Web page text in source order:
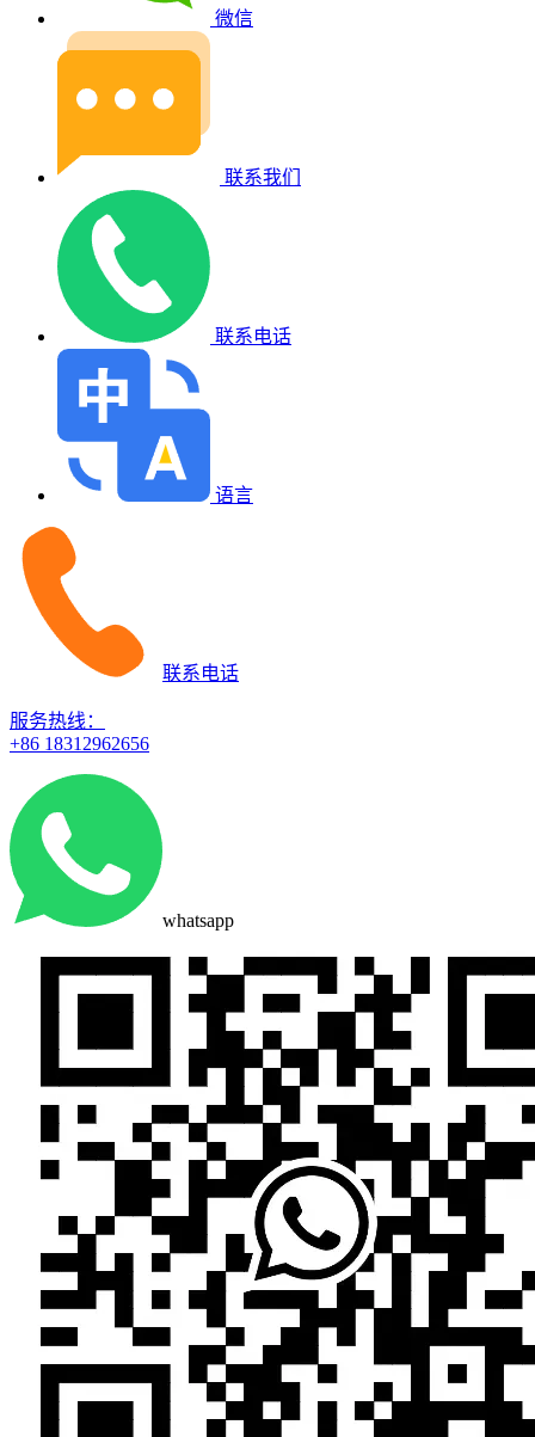
微信
联系我们
联系电话
语言
联系电话
服务热线：
+86 18312962656
whatsapp